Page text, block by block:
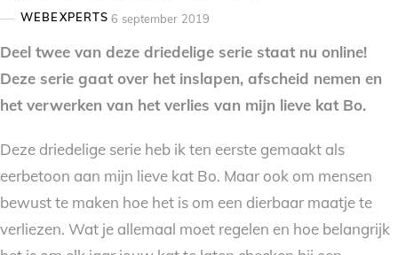
WEBEXPERTS 6 september 2019
Deel twee van deze driedelige serie staat nu online!
Deze serie gaat over het inslapen, afscheid nemen en
het verwerken van het verlies van mijn lieve kat Bo.
Deze driedelige serie heb ik ten eerste gemaakt als
eerbetoon aan mijn lieve kat Bo. Maar ook om mensen
bewust te maken hoe het is om een dierbaar maatje te
verliezen. Wat je allemaal moet regelen en hoe belangrijk